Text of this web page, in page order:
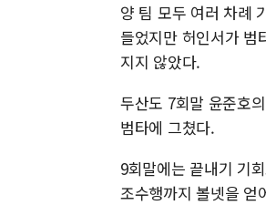
양 팀 모두 여러 차례
들었지만 허인서가 범
지지 않았다.
두산도 7회말 윤준호
범타에 그쳤다.
9회말에는 끝내기 기
조수행까지 볼넷을 얻